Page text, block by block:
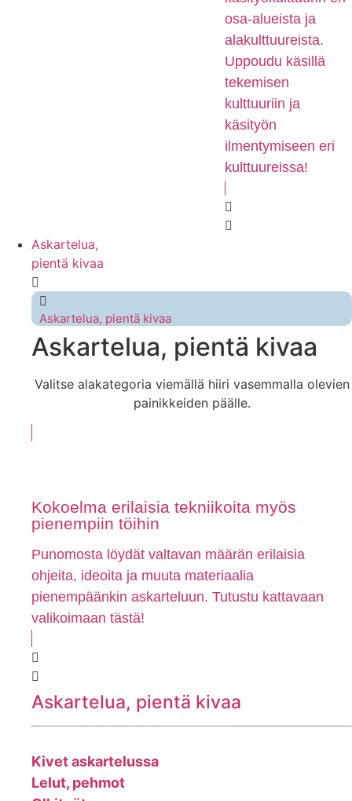
osa-alueista ja
alakulttuureista.
Uppoudu käsillä
tekemisen
kulttuuriin ja
käsityön
ilmentymiseen eri
kulttuureissa!
Askartelua,
pientä kivaa
Askartelua, pientä kivaa
Askartelua, pientä kivaa
Valitse alakategoria viemällä hiiri vasemmalla olevien
painikkeiden päälle.
Kokoelma erilaisia tekniikoita myös
pienempiin töihin
Punomosta löydät valtavan määrän erilaisia
ohjeita, ideoita ja muuta materiaalia
pienempäänkin askarteluun. Tutustu kattavaan
valikoimaan tästä!
Askartelua, pientä kivaa
Kivet askartelussa
Lelut, pehmot